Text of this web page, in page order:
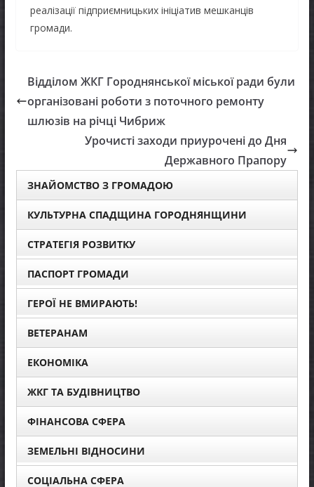
реалізації підприємницьких ініціатив мешканців
громади.
Відділом ЖКГ Городнянської міської ради були
організовані роботи з поточного ремонту
шлюзів на річці Чибриж
Урочисті заходи приурочені до Дня
Державного Прапору
ЗНАЙОМСТВО З ГРОМАДОЮ
КУЛЬТУРНА СПАДЩИНА ГОРОДНЯНЩИНИ
СТРАТЕГІЯ РОЗВИТКУ
ПАСПОРТ ГРОМАДИ
ГЕРОЇ НЕ ВМИРАЮТЬ!
ВЕТЕРАНАМ
ЕКОНОМІКА
ЖКГ ТА БУДІВНИЦТВО
ФІНАНСОВА СФЕРА
ЗЕМЕЛЬНІ ВІДНОСИНИ
СОЦІАЛЬНА СФЕРА